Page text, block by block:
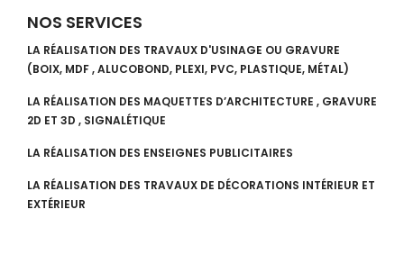
NOS SERVICES
LA RÉALISATION DES TRAVAUX D'USINAGE OU GRAVURE
(BOIX, MDF , ALUCOBOND, PLEXI, PVC, PLASTIQUE, MÉTAL)
LA RÉALISATION DES MAQUETTES D’ARCHITECTURE , GRAVURE
2D ET 3D , SIGNALÉTIQUE
LA RÉALISATION DES ENSEIGNES PUBLICITAIRES
LA RÉALISATION DES TRAVAUX DE DÉCORATIONS INTÉRIEUR ET
EXTÉRIEUR